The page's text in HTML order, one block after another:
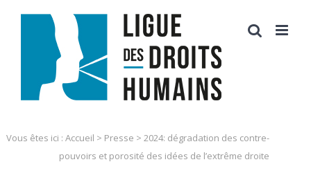
Vous êtes ici : Accueil > Presse > 2024: dégradation des contre-
pouvoirs et porosité des idées de l’extrême droite